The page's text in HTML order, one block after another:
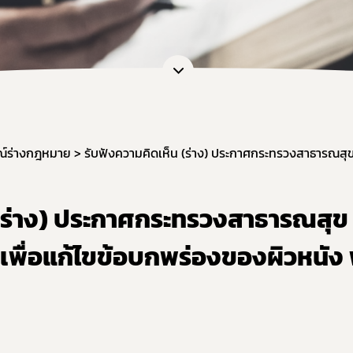
การขอยกเว้นไม่ต้องขออนุญาตผลิต นำเข้า ขาย
หนังสือรับรองเครื่องมือแพทย์เพื่อการส่งออก
กลุ่มส่งเสริมการประกอบการเครื่องมือแพทย์
ร่างกฎหมาย
ง) ประกาศกระทรวงสาธารณสุข
อแก้ไขข้อบกพร่องของผิวหนัง